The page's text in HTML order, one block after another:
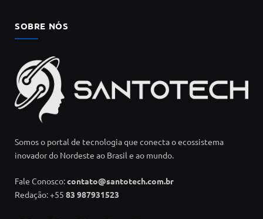
SOBRE NÓS
Somos o portal de tecnologia que conecta o ecossistema
inovador do Nordeste ao Brasil e ao mundo.
Fale Conosco:contato@santotech.com.br
Redação: +55 83 987931523